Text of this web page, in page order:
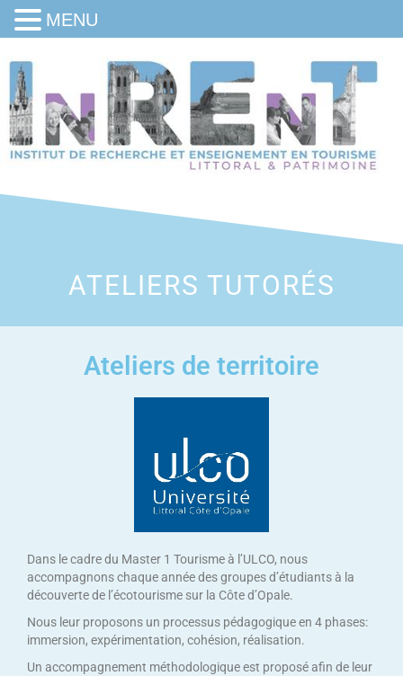
ATELIERS TUTORÉS
Ateliers de territoire
Dans le cadre du Master 1 Tourisme à l’ULCO, nous
accompagnons chaque année des groupes d’étudiants à la
découverte de l’écotourisme sur la Côte d’Opale.
Nous leur proposons un processus pédagogique en 4 phases:
immersion, expérimentation, cohésion, réalisation.
Un accompagnement méthodologique est proposé afin de leur
MENU